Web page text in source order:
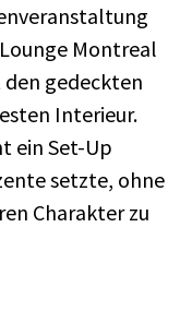
Montreal
gedeckten
Interieur.
ein Set-Up
setzte, ohne
Charakter zu